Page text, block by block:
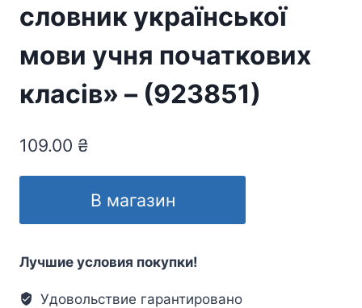
словник української
мови учня початкових
класів» – (923851)
109.00 ₴
В магазин
Лучшие условия покупки!
Удовольствие гарантировано